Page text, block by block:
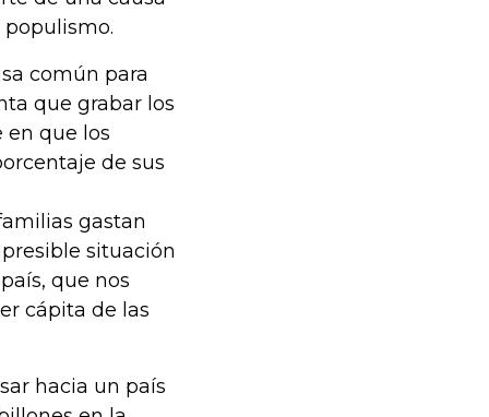
común para
que grabar los
en que los
de sus
gastan
situación
que nos
cápita de las
hacia un país